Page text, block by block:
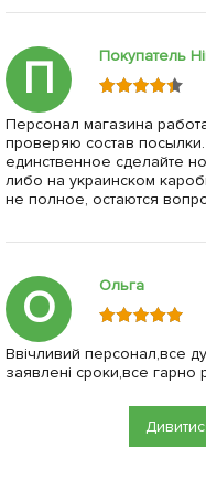
П Покупатель
Персонал магазина
проверяю состав
единственное сделайте
либо на украинском
не полное, остаются
О Ольга
Ввічливий персонал,все
заявлені сроки,все гарно